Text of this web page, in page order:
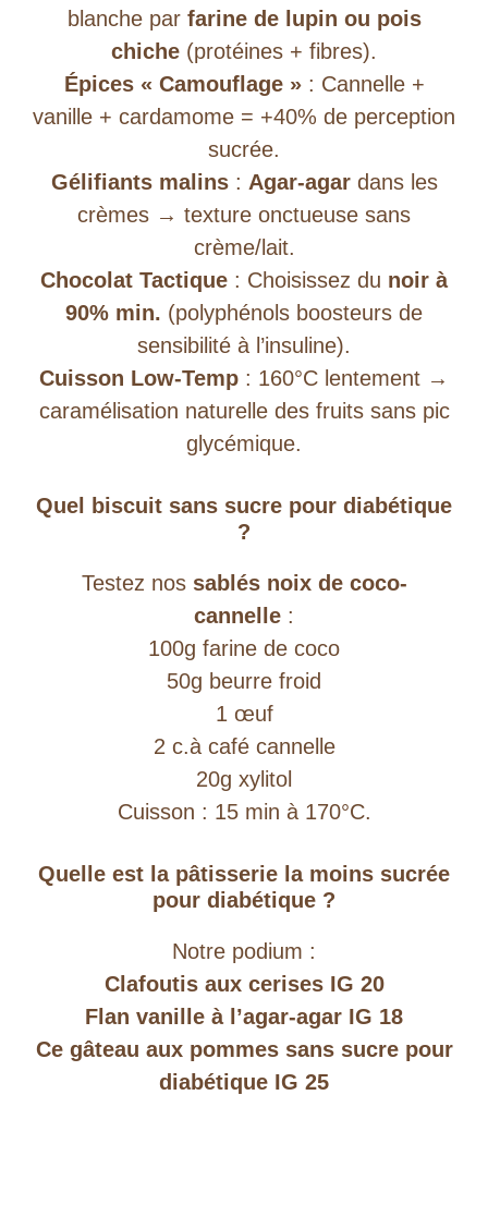
blanche par farine de lupin ou pois
chiche (protéines + fibres).
Épices « Camouflage »: Cannelle +
vanille + cardamome = +40% de perception
sucrée.
Gélifiants malins: Agar-agardans les
crèmes → texture onctueuse sans
crème/lait.
Chocolat Tactique : Choisissez du noir à
90% min. (polyphénols boosteurs de
sensibilité à l’insuline).
Cuisson Low-Temp : 160°C lentement →
caramélisation naturelle des fruits sans pic
glycémique.
Quel biscuit sans sucre pour diabétique
?
Testez nos sablés noix de coco-
cannelle :
100g farine de coco
50g beurre froid
1 œuf
2 c.à café cannelle
20g xylitol
Cuisson : 15 min à 170°C.
Quelle est la pâtisserie la moins sucrée
pour diabétique ?
Notre podium :
Clafoutis aux cerises IG 20
Flan vanille à l’agar-agar IG 18
Ce gâteau aux pommes sans sucre pour
diabétique IG 25